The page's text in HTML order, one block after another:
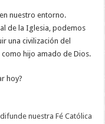
nuestro entorno.
de la Iglesia, podemos
una civilización del
hijo amado de Dios.
hoy?
nuestra Fé Católica